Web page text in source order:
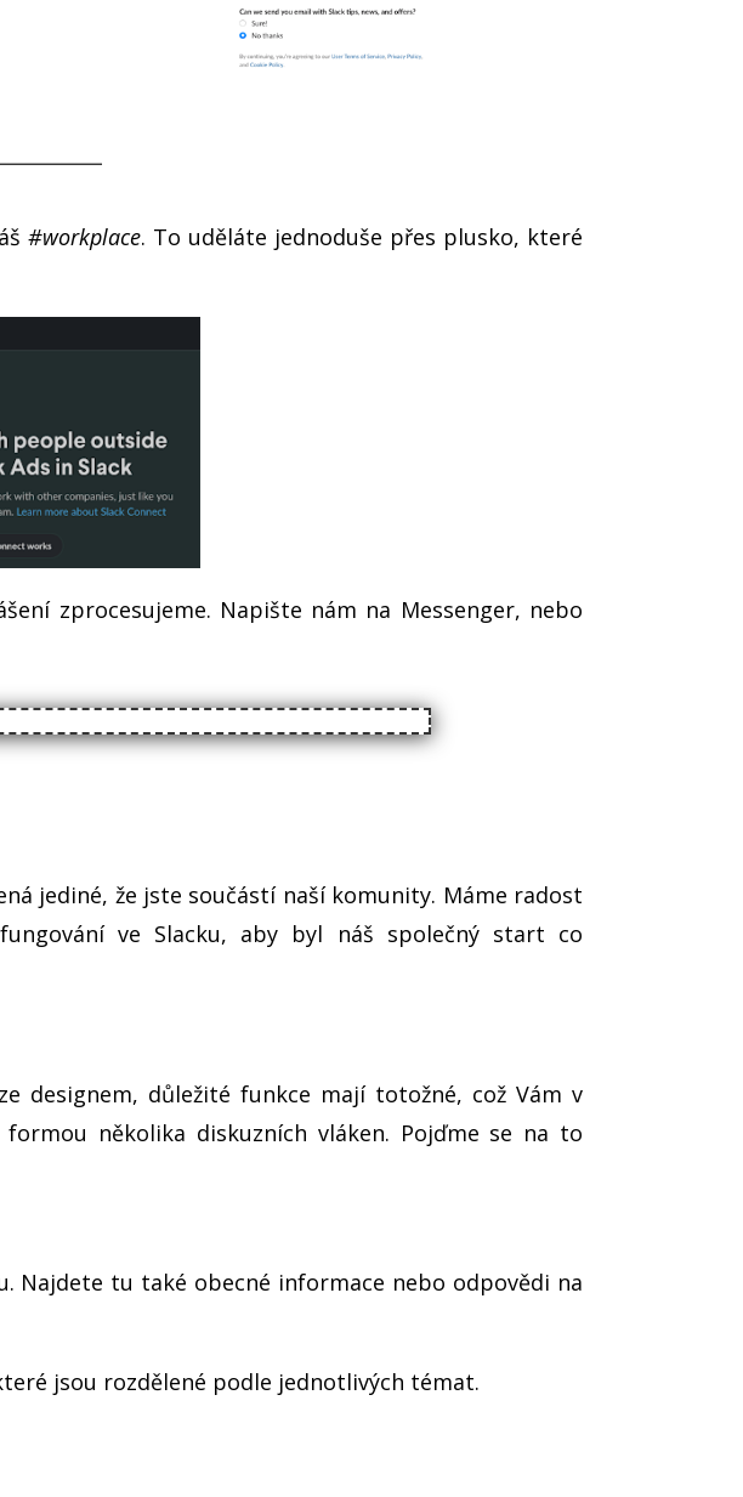
#workplace. To uděláte jednoduše přes plusko, které
zprocesujeme. Napište nám na Messenger, nebo
jediné, že jste součástí naší komunity. Máme radost
ve Slacku, aby byl náš společný start co
designem, důležité funkce mají totožné, což Vám v
několika diskuzních vláken. Pojďme se na to
Najdete tu také obecné informace nebo odpovědi na
jsou rozdělené podle jednotlivých témat.